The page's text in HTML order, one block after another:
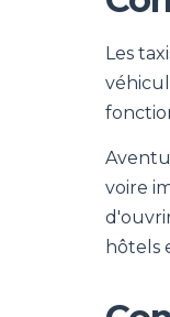
Les
voire
hôtels